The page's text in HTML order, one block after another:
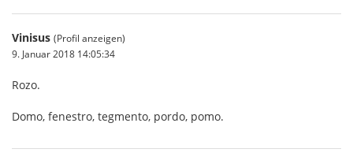
Vinisus (Profil anzeigen)
9. Januar 2018 14:05:34
Rozo.
Domo, fenestro, tegmento, pordo, pomo.